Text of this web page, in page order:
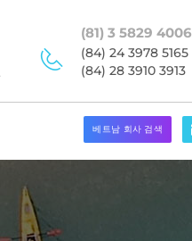
(81) 3 5829 4006
(84) 24 3978 5165
(84) 28 3910 3913
베트남 회사 검색